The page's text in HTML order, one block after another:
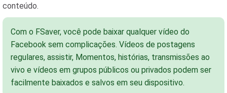
conteúdo.
Com o FSaver, você pode baixar qualquer vídeo do
Facebook sem complicações. Vídeos de postagens
regulares, assistir, Momentos, histórias, transmissões ao
vivo e vídeos em grupos públicos ou privados podem ser
facilmente baixados e salvos em seu dispositivo.